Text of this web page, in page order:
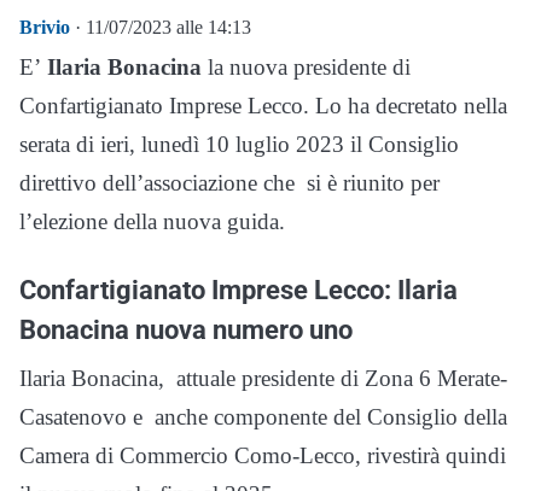
Brivio · 11/07/2023 alle 14:13
E’ Ilaria Bonacina la nuova presidente di
Confartigianato Imprese Lecco. Lo ha decretato nella
serata di ieri, lunedì 10 luglio 2023 il Consiglio
direttivo dell’associazione che si è riunito per
l’elezione della nuova guida.
Confartigianato Imprese Lecco: Ilaria
Bonacina nuova numero uno
Ilaria Bonacina, attuale presidente di Zona 6 Merate-
Casatenovo e anche componente del Consiglio della
Camera di Commercio Como-Lecco, rivestirà quindi